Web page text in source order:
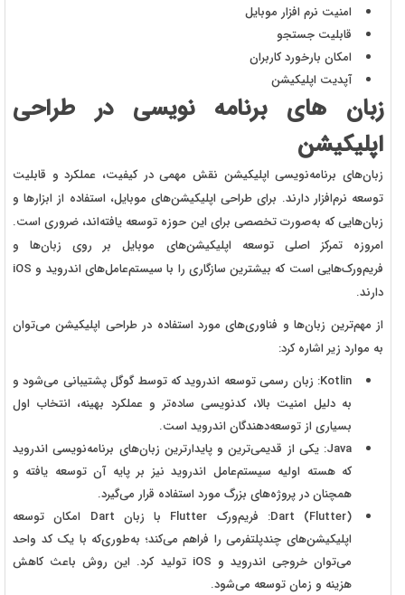
امنیت نرم افزار موبایل
قابلیت جستجو
امکان بارخورد کاربران
آپدیت اپلیکیشن
زبان های برنامه نویسی در طراحی
اپلیکیشن
زبان‌های برنامه‌نویسی اپلیکیشن نقش مهمی در کیفیت، عملکرد و قابلیت
توسعه نرم‌افزار دارند. برای طراحی اپلیکیشن‌های موبایل، استفاده از ابزارها و
زبان‌هایی که به‌صورت تخصصی برای این حوزه توسعه یافته‌اند، ضروری است.
امروزه تمرکز اصلی توسعه اپلیکیشن‌های موبایل بر روی زبان‌ها و
فریم‌ورک‌هایی است که بیشترین سازگاری را با سیستم‌عامل‌های اندروید و iOS
دارند.
از مهم‌ترین زبان‌ها و فناوری‌های مورد استفاده در طراحی اپلیکیشن می‌توان
به موارد زیر اشاره کرد:
Kotlin: زبان رسمی توسعه اندروید که توسط گوگل پشتیبانی می‌شود و
به دلیل امنیت بالا، کدنویسی ساده‌تر و عملکرد بهینه، انتخاب اول
بسیاری از توسعه‌دهندگان اندروید است.
Java: یکی از قدیمی‌ترین و پایدارترین زبان‌های برنامه‌نویسی اندروید
که هسته اولیه سیستم‌عامل اندروید نیز بر پایه آن توسعه یافته و
همچنان در پروژه‌های بزرگ مورد استفاده قرار می‌گیرد.
Dart (Flutter): فریم‌ورک Flutter با زبان Dart امکان توسعه
اپلیکیشن‌های چندپلتفرمی را فراهم می‌کند؛ به‌طوری‌که با یک کد واحد
می‌توان خروجی اندروید و iOS تولید کرد. این روش باعث کاهش
هزینه و زمان توسعه می‌شود.